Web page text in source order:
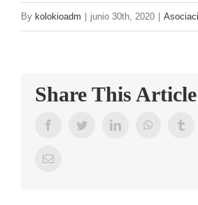
By kolokioadm junio 30th, 2020
Share This Article
FacebookTwitterLinkedIn WhatsApp
Email